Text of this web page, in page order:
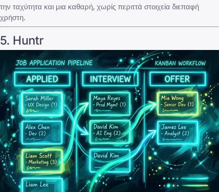
την ταχύτητα και μια καθαρή, χωρίς περιττά στοιχεία διεπαφή
χρήστη.
5. Huntr